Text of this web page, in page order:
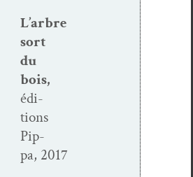
L’arbre
sort
du
bois,
édi­
tions
Pip­
pa, 2017